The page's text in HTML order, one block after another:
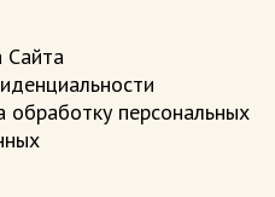
Сайта
обработку персональных